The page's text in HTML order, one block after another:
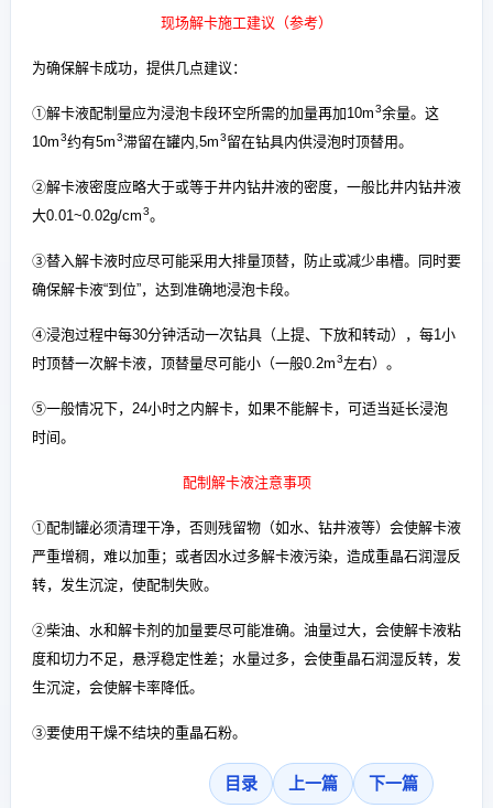
现场解卡施工建议（参考）
为确保解卡成功，提供几点建议：
①解卡液配制量应为浸泡卡段环空所需的加量再加10m3余量。这
10m3约有5m3滞留在罐内,5m3留在钻具内供浸泡时顶替用。
②解卡液密度应略大于或等于井内钻井液的密度，一般比井内钻井液
大0.01~0.02g/cm3。
③替入解卡液时应尽可能采用大排量顶替，防止或减少串槽。同时要
确保解卡液“到位”，达到准确地浸泡卡段。
④浸泡过程中每30分钟活动一次钻具（上提、下放和转动），每1小
时顶替一次解卡液，顶替量尽可能小（一般0.2m3左右）。
⑤一般情况下，24小时之内解卡，如果不能解卡，可适当延长浸泡
时间。
配制解卡液注意事项
①配制罐必须清理干净，否则残留物（如水、钻井液等）会使解卡液
严重增稠，难以加重；或者因水过多解卡液污染，造成重晶石润湿反
转，发生沉淀，使配制失败。
②柴油、水和解卡剂的加量要尽可能准确。油量过大，会使解卡液粘
度和切力不足，悬浮稳定性差；水量过多，会使重晶石润湿反转，发
生沉淀，会使解卡率降低。
③要使用干燥不结块的重晶石粉。
目录 上一篇 下一篇